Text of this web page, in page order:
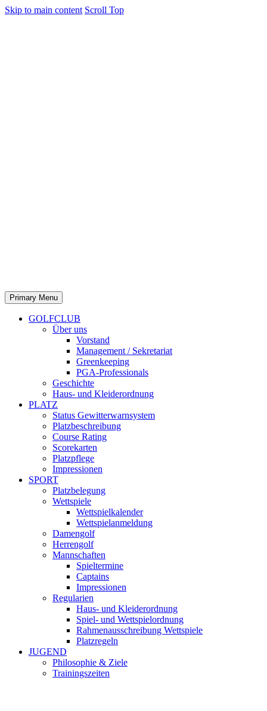
Skip to main content Scroll Top
Primary Menu
GOLFCLUB
Über uns
Vorstand
Management / Sekretariat
Greenkeeping
PGA-Professionals
Geschichte
Haus- und Kleiderordnung
PLATZ
Status Gewitterwarnsystem
Platzbeschreibung
Course Rating
Scorekarten
Platzpflege
Impressionen
SPORT
Platzbelegung
Wettspiele
Wettspielkalender
Wettspielanmeldung
Damengolf
Herrengolf
Mannschaften
Spieltermine
Captains
Impressionen
Regularien
Haus- und Kleiderordnung
Spiel- und Wettspielordnung
Rahmenausschreibung Wettspiele
Platzregeln
JUGEND
Philosophie & Ziele
Trainingszeiten